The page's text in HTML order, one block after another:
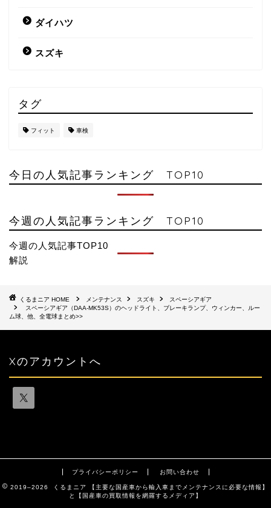
ダイハツ
スズキ
タグ
フィット 車検
今日の人気記事ランキング TOP10
今週の人気記事ランキング TOP10
今週の人気記事TOP10
解説
HOME メンテナンス スズキ
スペーシアギア
スペーシアギア（DAA-MK53S）のヘッドライト、ブレーキランプ、ウィンカー、ルー
ム球、他、全電球まとめ>>
Xのアカウントへ
プライバシーポリシー お問い合わせ
2019–2026 くるまニア 【主要な国産車から輸入車までメンテナンスに必要な情報】
と【国産車の買取情報を網羅するメディア】